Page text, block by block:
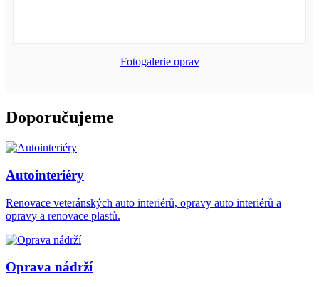
Fotogalerie oprav
Doporučujeme
Autointeriéry
Renovace veteránských auto interiérů, opravy auto interiérů a
opravy a renovace plastů.
Oprava nádrží